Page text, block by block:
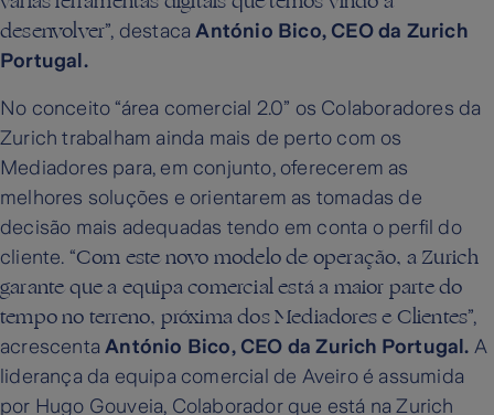
desenvolver”, destacaAntónio Bico, CEO da Zurich
Portugal.
No conceito “área comercial 2.0” os Colaboradores da
Zurich trabalham ainda mais de perto com os
Mediadores para, em conjunto, oferecerem as
melhores soluções e orientarem as tomadas de
decisão mais adequadas tendo em conta o perfil do
cliente. “Com este novo modelo de operação, a Zurich
garante que a equipa comercial está a maior parte do
tempo no terreno, próxima dos Mediadores e Clientes”,
acrescentaAntónio Bico, CEO da Zurich Portugal. A
liderança da equipa comercial de Aveiro é assumida
por Hugo Gouveia, Colaborador que está na Zurich